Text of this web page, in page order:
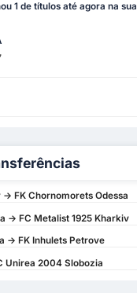
1 de títulos até agora na sua
> FK Chornomorets Odessa
-> FC Metalist 1925 Kharkiv
-> FK Inhulets Petrove
Unirea 2004 Slobozia